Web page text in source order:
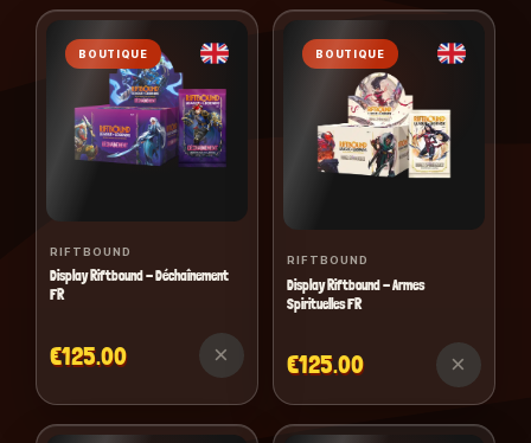
BOUTIQUE
RIFTBOUND
Display Riftbound - Déchaînement
FR
€125.00 ×
BOUTIQUE
RIFTBOUND
Display Riftbound - Armes
Spirituelles FR
€125.00 ×